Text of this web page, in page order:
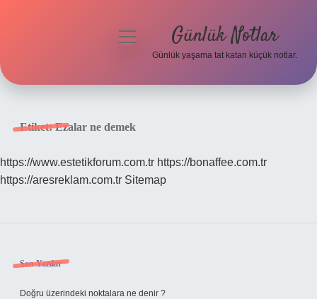
Hakkımızda
menüyü
Günlük Notlar
Günlük yaşama tat katan küçük notlar.
Etiket:Ezalar ne demek
https://www.estetikforum.com.tr https://bonaffee.com.tr
https://aresreklam.com.tr Sitemap
Sidebar
Son Yazılar
Doğru üzerindeki noktalara ne denir ?